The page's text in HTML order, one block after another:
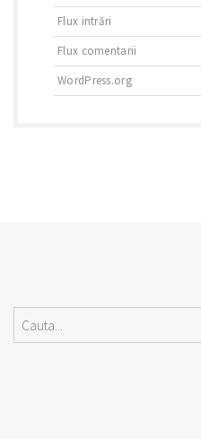
Flux intrări
Flux comentarii
WordPress.org